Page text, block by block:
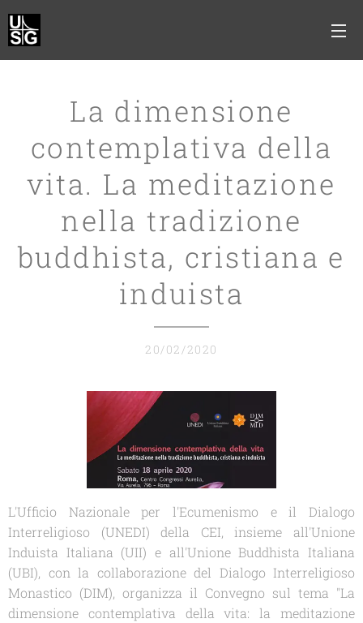
La dimensione
contemplativa della
vita. La meditazione
nella tradizione
buddhista, cristiana e
induista
20/02/2020
L'Ufficio Nazionale per l'Ecumenismo e il Dialogo
Interreligioso (UNEDI) della CEI, insieme all'Unione
Induista Italiana (UII) e all'Unione Buddhista Italiana
(UBI), con la collaborazione del Dialogo Interreligioso
Monastico (DIM), organizza il Convegno sul tema "La
dimensione contemplativa della vita: la meditazione